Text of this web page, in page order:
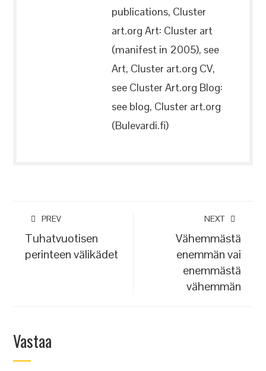
publications, Cluster
art.org Art: Cluster art
(manifest in 2005), see
Art, Cluster art.org CV,
see Cluster Art.org Blog:
see blog, Cluster art.org
(Bulevardi.fi)
PREV
Tuhatvuotisen
perinteen välikädet
NEXT
Vähemmästä
enemmän vai
enemmästä
vähemmän
Vastaa